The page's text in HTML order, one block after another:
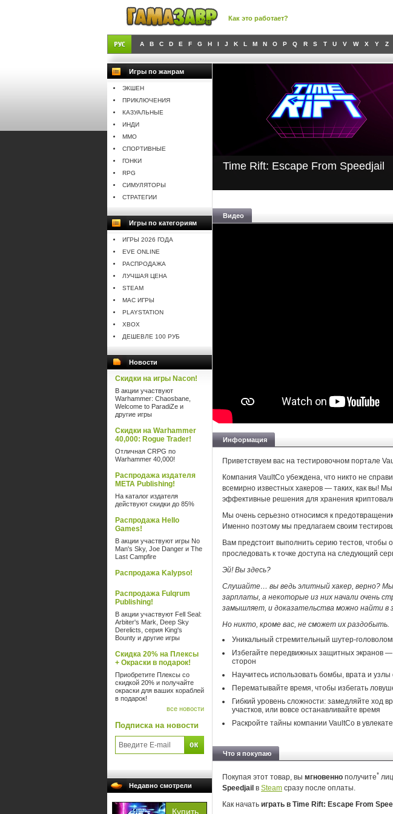
Как это работает?
A B C D E F G H I J K L M N O P Q R S T U V W X Y Z
Игры по жанрам
ЭКШЕН
ПРИКЛЮЧЕНИЯ
КАЗУАЛЬНЫЕ
ИНДИ
MMO
СПОРТИВНЫЕ
ГОНКИ
RPG
СИМУЛЯТОРЫ
СТРАТЕГИИ
Игры по категориям
ИГРЫ 2026 ГОДА
EVE ONLINE
РАСПРОДАЖА
ЛУЧШАЯ ЦЕНА
STEAM
MAC ИГРЫ
PLAYSTATION
XBOX
ДЕШЕВЛЕ 100 РУБ
Новости
Скидки на игры Nacon!
В акции участвуют
Warhammer: Chaosbane,
Welcome to ParadiZe и
другие игры
Скидки на Warhammer
40,000: Rogue Trader!
Отличная CRPG по
Warhammer 40,000!
Распродажа издателя
META Publishing!
На каталог издателя
действуют скидки до 85%
Распродажа Hello
Games!
В акции участвуют игры No
Man's Sky, Joe Danger и The
Last Campfire
Распродажа Kalypso!
Распродажа Fulqrum
Publishing!
В акции участвуют Fell Seal:
Arbiter's Mark, Deep Sky
Derelicts, серия King's
Bounty и другие игры
Скидка 20% на Плексы
+ Окраски в подарок!
Приобретите Плексы со
скидкой 20% и получайте
окраски для ваших кораблей
в подарок!
все новости
Подписка на новости
Недавно смотрели
Time Rift: Escape From Speedjail
Видео
Информация
Приветствуем вас на тестировочном портале
Компания VaultCo убеждена, что никто не
всемирно известных хакеров — таких, как вы!
эффективные решения для хранения
Мы очень серьезно относимся к
Именно поэтому мы предлагаем своим
Вам предстоит выполнить серию тестов, чтобы
проследовать к точке доступа на следующий
Эй! Вы здесь?
Слушайте… вы ведь элитный хакер, верно?
зарплаты, а некоторые из них начали очень
замышляет, и доказательства можно найти в
Но никто, кроме вас, не сможет их раздобыть.
Уникальный стремительный шутер-
Избегайте передвижных защитных экранов
сторон
Научитесь использовать бомбы, врата и
Перематывайте время, чтобы избегать
Гибкий уровень сложности: замедляйте ход
участков, или вовсе останавливайте время
Раскройте тайны компании VaultCo в
Что я покупаю
Покупая этот товар, вы мгновенно получите*
Speedjail в Steam сразу после оплаты.
Как начать играть в Time Rift: Escape From